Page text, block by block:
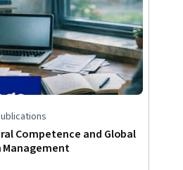
Competence and Global
Management